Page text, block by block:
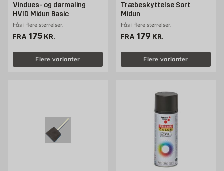
Vindues- og dørmaling
HVID Midun Basic
Fås i flere størrelser.
FRA Pris 175 kr. /stk
175 KR.
Flere varianter
Træbeskyttelse Sort
Midun
Fås i flere størrelser.
FRA Pris 179 kr. /stk
179 KR.
Flere varianter